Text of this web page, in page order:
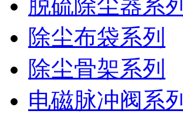
脱硫除尘器系列
除尘布袋系列
除尘骨架系列
电磁脉冲阀系列